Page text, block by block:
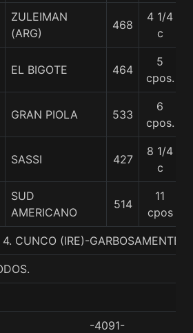
ZULEIMAN
(ARG)
468
4 1/4
c
EL BIGOTE 464
5
cpos.
GRAN PIOLA 533
6
cpos.
SASSI 427
8 1/4
c
SUD
AMERICANO
514
11
cpos
4. CUNCO (IRE)-GARBOSAMENTE-
-4091-